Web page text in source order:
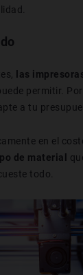
las
permitir.
a tu
en el
de material
todo.